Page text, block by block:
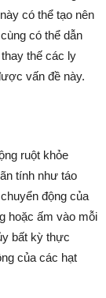
có thể tạo nên
có thể dẫn
thế các ly
vấn đề này.
ruột khỏe
tính như táo
động của
hoặc ấm vào mỗi
bất kỳ thực
của các hạt